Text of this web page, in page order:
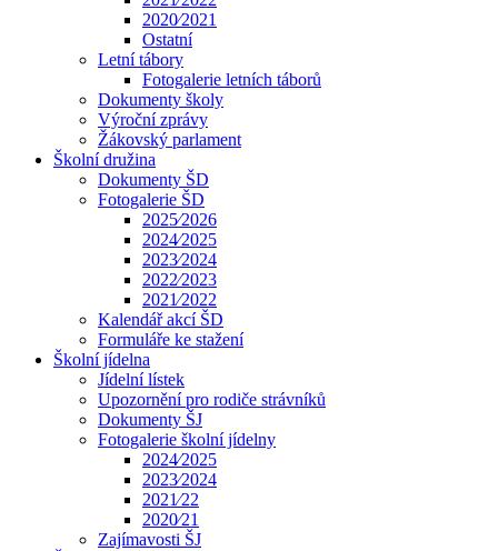
2020⁄2021
Ostatní
Letní tábory
Fotogalerie letních táborů
Dokumenty školy
Výroční zprávy
Žákovský parlament
Školní družina
Dokumenty ŠD
Fotogalerie ŠD
2025⁄2026
2024⁄2025
2023⁄2024
2022⁄2023
2021⁄2022
Kalendář akcí ŠD
Formuláře ke stažení
Školní jídelna
Jídelní lístek
Upozornění pro rodiče strávníků
Dokumenty ŠJ
Fotogalerie školní jídelny
2024⁄2025
2023⁄2024
2021⁄22
2020⁄21
Zajímavosti ŠJ